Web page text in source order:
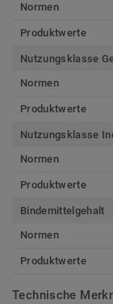
Normen
Produktwerte
Nutzungsklasse
Normen
Produktwerte
Nutzungsklasse
Normen
Produktwerte
Bindemittelgehalt
Normen
Produktwerte
Technische